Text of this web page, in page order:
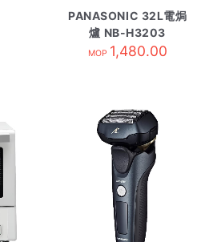
PANASONIC 32L電焗
爐 NB-H3203
MOP 1,480.00